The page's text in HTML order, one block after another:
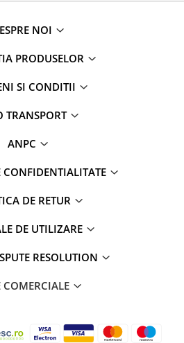
NOI
PRODUSELOR
SI CONDITII
TRANSPORT
ANPC
CONFIDENTIALITATE
DE RETUR
DE UTILIZARE
RESOLUTION
COMERCIALE